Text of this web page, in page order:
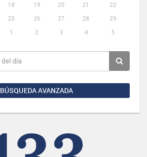
18 19 20 21
22
25 26 27 28
29
1 2 3 4 5
BÚSQUEDA AVANZADA